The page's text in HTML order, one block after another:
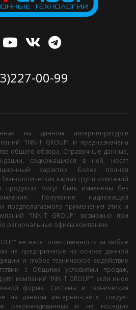
00-99
на данном интернет-ресурсе
"INN-T GROUP" и предназначена
общего обзора. Справочные данные,
содержащиеся в ней, носят
характер. Более полная
картах групп компаний
продуктах могут быть изменены без
Получение надлежащей
предполагаемого применения этих и
"INN-T GROUP" возможно при
региональные офисы компании.
не несет ответственность за любые
не предпринятые на основе данной
и любое техническое содействие
с Общими условиями продаж,
компаний "INN-T GROUP", если иное
форме. Системы и техническая
на данном интернет-сайте, следует
рекомендованных и не носящих